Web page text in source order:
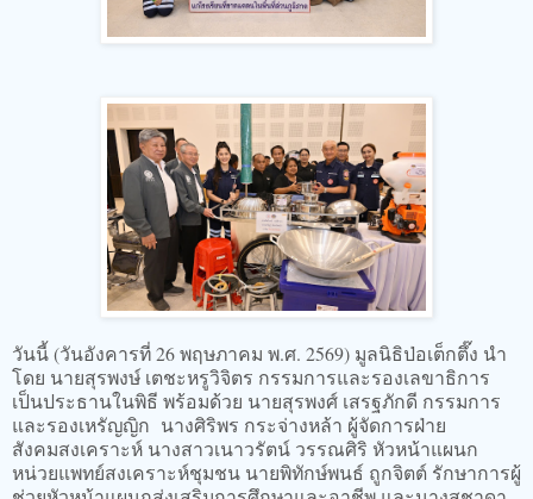
วันนี้ (วันอังคารที่ 26 พฤษภาคม พ.ศ. 2569) มูลนิธิป่อเต็กตึ๊ง นำ
โดย นายสุรพงษ์ เตชะหรูวิจิตร กรรมการและรองเลขาธิการ
เป็นประธานในพิธี พร้อมด้วย นายสุรพงศ์ เสรฐภักดี กรรมการ
และรองเหรัญญิก นางศิริพร กระจ่างหล้า ผู้จัดการฝ่าย
สังคมสงเคราะห์ นางสาวเนาวรัตน์ วรรณศิริ หัวหน้าแผนก
หน่วยแพทย์สงเคราะห์ชุมชน นายพิทักษ์พนธ์ ถูกจิตต์ รักษาการผู้